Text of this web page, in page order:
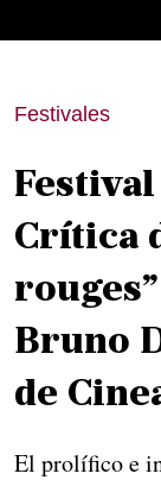
Festivales
Crítica
Bruno
de
El prolífico e